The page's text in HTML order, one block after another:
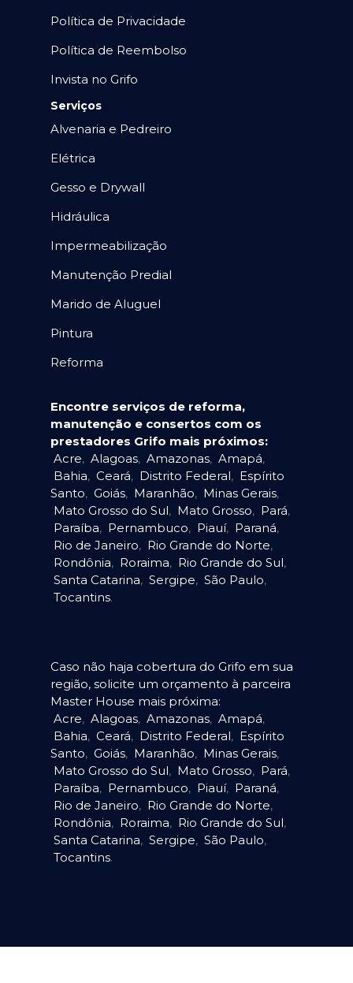
Política de Privacidade
Política de Reembolso
Invista no Grifo
Serviços
Alvenaria e Pedreiro
Elétrica
Gesso e Drywall
Hidráulica
Impermeabilização
Manutenção Predial
Marido de Aluguel
Pintura
Reforma
Encontre serviços de reforma,
manutenção e consertos com os
prestadores Grifo mais próximos:
Acre, Alagoas, Amazonas, Amapá,
Bahia, Ceará, Distrito Federal, Espírito
Santo, Goiás, Maranhão, Minas Gerais,
Mato Grosso do Sul, Mato Grosso, Pará,
Paraíba, Pernambuco, Piauí, Paraná,
Rio de Janeiro, Rio Grande do Norte,
Rondônia, Roraima, Rio Grande do Sul,
Santa Catarina, Sergipe, São Paulo,
Tocantins.
Caso não haja cobertura do Grifo em sua
região, solicite um orçamento à parceira
Master House mais próxima:
Acre, Alagoas, Amazonas, Amapá,
Bahia, Ceará, Distrito Federal, Espírito
Santo, Goiás, Maranhão, Minas Gerais,
Mato Grosso do Sul, Mato Grosso, Pará,
Paraíba, Pernambuco, Piauí, Paraná,
Rio de Janeiro, Rio Grande do Norte,
Rondônia, Roraima, Rio Grande do Sul,
Santa Catarina, Sergipe, São Paulo,
Tocantins.